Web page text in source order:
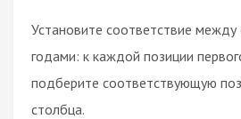
Установите соответствие
годами: к каждой позиции
подберите соответствующую
столбца.